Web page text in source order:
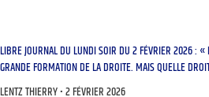
LIBRE JOURNAL DU LUNDI SOIR DU 2 FÉVRIER 2026 : «
GRANDE FORMATION DE LA DROITE. MAIS QUELLE
LENTZ THIERRY 2 FÉVRIER 2026